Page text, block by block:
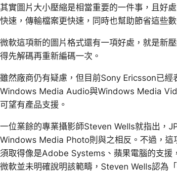
其實圖片大小壓縮是相當重要的一件事，且好
快速，傳輸檔案更快速，同時也幫助節省這些
微軟這項新的圖片格式還有一項好處，就是新
得先解碼再重新編碼一次。
雖然廠商仍有疑慮，但目前Sony Ericsson已
Windows Media Audio與Windows Media
可望有產品支援。
一位業餘的專業攝影師Steven Wells就指出，
Windows Media Photo則與之相反。不過，這
須取得像是Adobe Systems、蘋果電腦的支援
微軟並未明確說明該範疇，Steven Wells認為